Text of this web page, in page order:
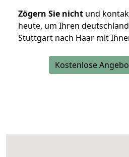
Zögern Sie nicht und
heute, um Ihren
Stuttgart nach Haar mit
Kostenlose